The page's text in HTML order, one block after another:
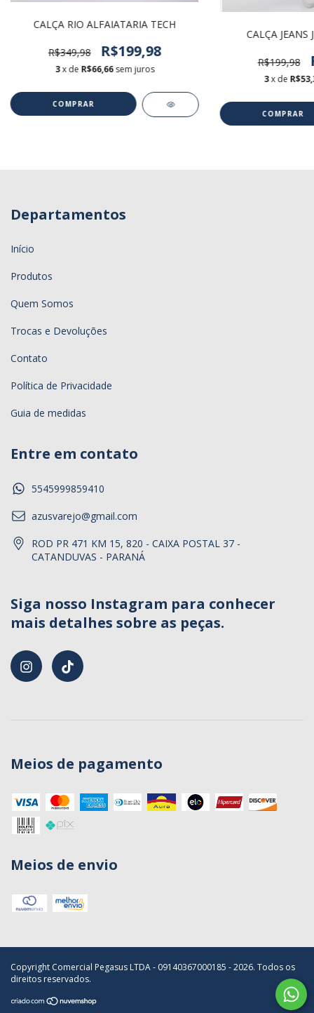
CALÇA RIO ALFAIATARIA TECH
R$349,98 R$199,98
3x de R$66,66 sem juros
COMPRAR
CALÇA JEANS
R$199,98
3x de
COMPRAR
Departamentos
Início
Produtos
Quem Somos
Trocas e Devoluções
Contato
Política de Privacidade
Guia de medidas
Entre em contato
5545999859410
azusvarejo@gmail.com
ROD PR 471 KM 15, 820 - CAIXA POSTAL 37 -
CATANDUVAS - PARANÁ
Siga nosso Instagram para conhecer
mais detalhes sobre as peças.
Meios de pagamento
Meios de envio
Copyright Comercial Pegasus LTDA - 09140367000185 - 2026. Todos os
direitos reservados.